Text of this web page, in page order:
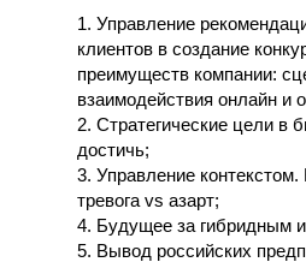
1. Управление
клиентов в создание
преимуществ компании:
взаимодействия онлайн и
2. Стратегические цели в
достичь;
3. Управление
тревога vs азарт;
4. Будущее за гибридным
5. Вывод российских